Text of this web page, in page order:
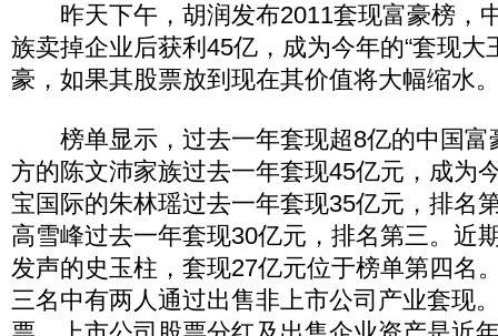
昨天下午，胡润发布2011套现富豪榜，
族卖掉企业后获利45亿，成为今年的“套现大
豪，如果其股票放到现在其价值将大幅缩
榜单显示，过去一年套现超8亿的中国富
方的陈文沛家族过去一年套现45亿元，成为
宝国际的朱林瑶过去一年套现35亿元，排名
高雪峰过去一年套现30亿元，排名第三。近
发声的史玉柱，套现27亿元位于榜单第四名
三名中有两人通过出售非上市公司产业套现